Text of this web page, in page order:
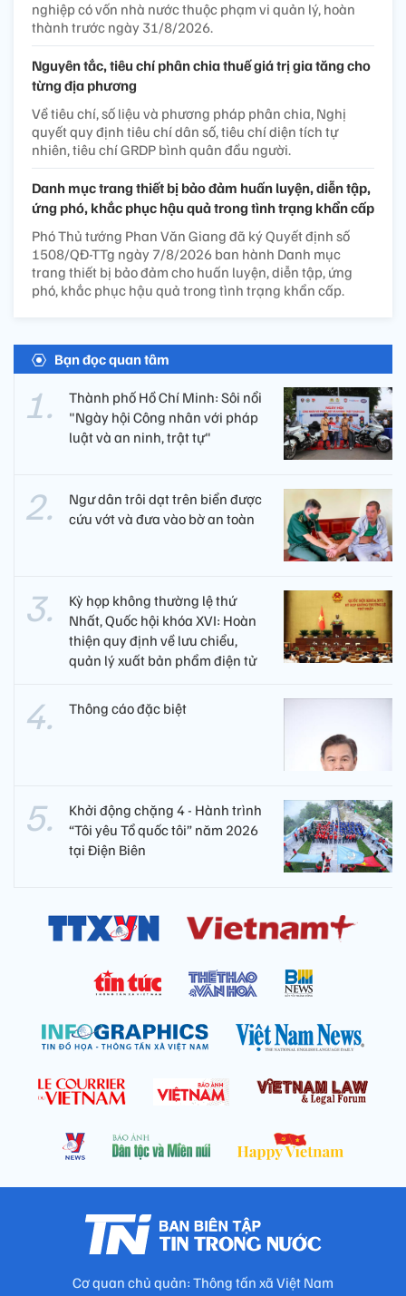
nghiệp có vốn nhà nước thuộc phạm vi quản lý, hoàn
thành trước ngày 31/8/2026.
Nguyên tắc, tiêu chí phân chia thuế giá trị gia tăng cho
từng địa phương
Về tiêu chí, số liệu và phương pháp phân chia, Nghị
quyết quy định tiêu chí dân số, tiêu chí diện tích tự
nhiên, tiêu chí GRDP bình quân đầu người.
Danh mục trang thiết bị bảo đảm huấn luyện, diễn tập,
ứng phó, khắc phục hậu quả trong tình trạng khẩn cấp
Phó Thủ tướng Phan Văn Giang đã ký Quyết định số
1508/QĐ-TTg ngày 7/8/2026 ban hành Danh mục
trang thiết bị bảo đảm cho huấn luyện, diễn tập, ứng
phó, khắc phục hậu quả trong tình trạng khẩn cấp.
Bạn đọc quan tâm
Thành phố Hồ Chí Minh: Sôi nổi
"Ngày hội Công nhân với pháp
luật và an ninh, trật tự"
Ngư dân trôi dạt trên biển được
cứu vớt và đưa vào bờ an toàn
Kỳ họp không thường lệ thứ
Nhất, Quốc hội khóa XVI: Hoàn
thiện quy định về lưu chiểu,
quản lý xuất bản phẩm điện tử
Thông cáo đặc biệt
Khởi động chặng 4 - Hành trình
“Tôi yêu Tổ quốc tôi” năm 2026
tại Điện Biên
Cơ quan chủ quản: Thông tấn xã Việt Nam